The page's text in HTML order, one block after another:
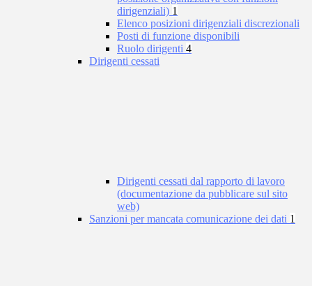
dirigenziali) 1
Elenco posizioni dirigenziali discrezionali
Posti di funzione disponibili
Ruolo dirigenti 4
Dirigenti cessati
Dirigenti cessati dal rapporto di lavoro
(documentazione da pubblicare sul sito
web)
Sanzioni per mancata comunicazione dei dati 1